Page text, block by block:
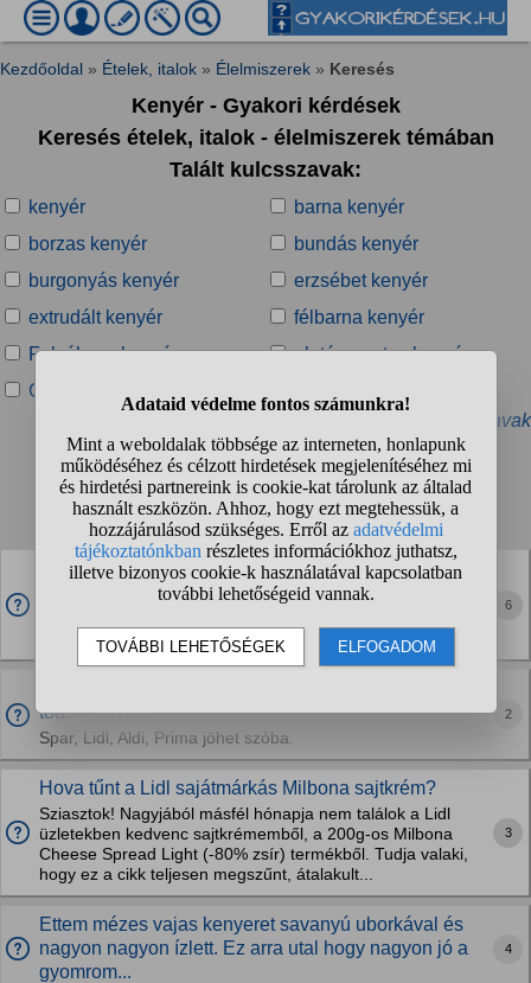
Kezdőoldal » Ételek, italok » Élelmiszerek » Keresés
Kenyér - Gyakori kérdések
Keresés ételek, italok - élelmiszerek témában
Talált kulcsszavak:
kenyér
barna kenyér
borzas kenyér
bundás kenyér
burgonyás kenyér
erzsébet kenyér
extrudált kenyér
félbarna kenyér
Folyékony kenyér
gluténmentes kenyér
Graham kenyér
» További kapcsolódó kulcsszavak
Talált kérdések:
1 2 3 4 ... ❯ ❯❯
Normális teljes kiőrlésű kenyeret hol lehet kapni Bp-
6
toast kenyér?
Spar, Lidl, Aldi, Prima jöhet szóba.
2
Hova tűnt a Lidl sajátmárkás Milbona sajtkrém?
Sziasztok! Nagyjából másfél hónapja nem találok a Lidl
üzletekben kedvenc sajtkrémemből, a 200g-os Milbona
Cheese Spread Light (-80% zsír) termékből. Tudja valaki,
hogy ez a cikk teljesen megszűnt, átalakult...
3
Ettem mézes vajas kenyeret savanyú uborkával és
nagyon nagyon ízlett. Ez arra utal hogy nagyon jó a
gyomrom...
4